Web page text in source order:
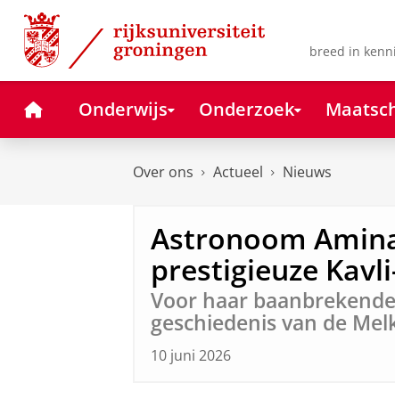
Skip
Content
Skip
Navigation
breed in
HomeOnderwijs Onderzoek
Over ons Actueel Nieuws
Astronoom
prestigieuze
Voor haar
geschiedenis van de
10 juni 2026